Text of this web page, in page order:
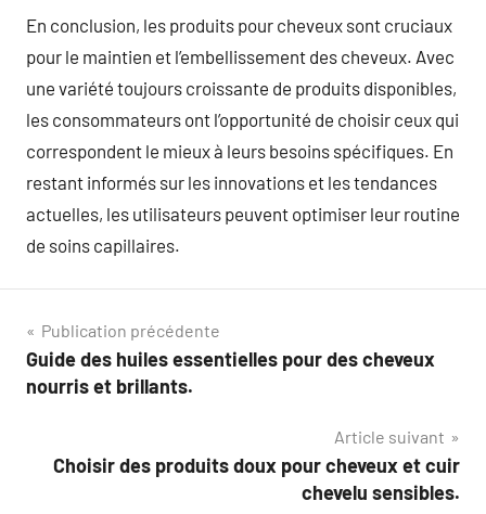
En conclusion, les produits pour cheveux sont cruciaux
pour le maintien et l’embellissement des cheveux. Avec
une variété toujours croissante de produits disponibles,
les consommateurs ont l’opportunité de choisir ceux qui
correspondent le mieux à leurs besoins spécifiques. En
restant informés sur les innovations et les tendances
actuelles, les utilisateurs peuvent optimiser leur routine
de soins capillaires.
Navigation
de
Publication précédente
Guide des huiles essentielles pour des cheveux
nourris et brillants.
Article suivant
Choisir des produits doux pour cheveux et cuir
chevelu sensibles.